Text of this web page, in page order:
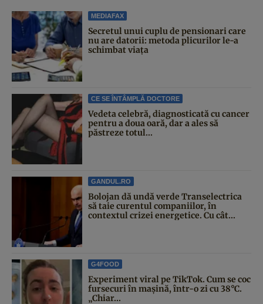
MEDIAFAX
Secretul unui cuplu de pensionari care
nu are datorii: metoda plicurilor le-a
schimbat viața
CE SE ÎNTÂMPLĂ DOCTORE
Vedeta celebră, diagnosticată cu cancer
pentru a doua oară, dar a ales să
păstreze totul...
GANDUL.RO
Bolojan dă undă verde Transelectrica
să taie curentul companiilor, în
contextul crizei energetice. Cu cât...
G4FOOD
Experiment viral pe TikTok. Cum se coc
fursecuri în mașină, într-o zi cu 38°C.
„Chiar...